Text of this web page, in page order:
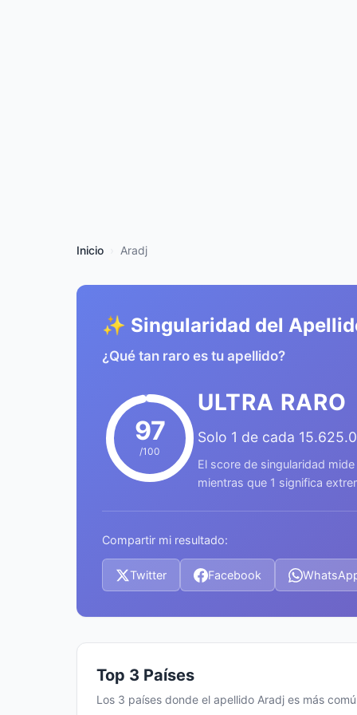
Inicio Aradj
✨ Singularidad del
¿Qué tan raro es tu apellido?
97
/100
ULTRA RARO
Solo 1 de cada
El score de singularidad
mientras que 1 significa
Compartir mi resultado:
Twitter Facebook
Top 3 Países
Los 3 países donde el apellido Aradj es más